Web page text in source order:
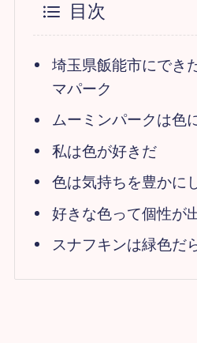
目次
埼玉県飯能市にでき
マパーク
ムーミンパークは色
私は色が好きだ
色は気持ちを豊かに
好きな色って個性が
スナフキンは緑色だ